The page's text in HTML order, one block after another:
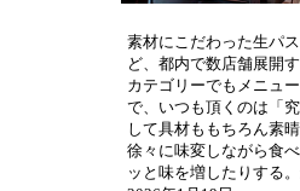
素材にこだわった生パ
ど、都内で数店舗展開
カテゴリーでもメニュ
で、いつも頂くのは「
して具材ももちろん素
徐々に味変しながら食
ッと味を増したりする